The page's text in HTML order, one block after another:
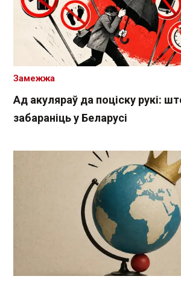
Ад акуляраў да поціску рукі:
забараніць у Беларусі
Замежжа